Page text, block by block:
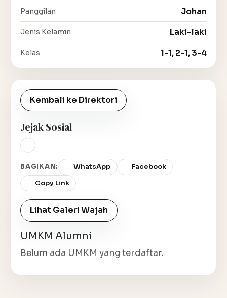
Panggilan Johan
Jenis Kelamin Laki-laki
Kelas 1-1, 2-1, 3-4
Kembali ke Direktori
Jejak Sosial
BAGIKAN: WhatsApp
Facebook
Copy Link
Lihat Galeri Wajah
UMKM Alumni
Belum ada UMKM yang terdaftar.